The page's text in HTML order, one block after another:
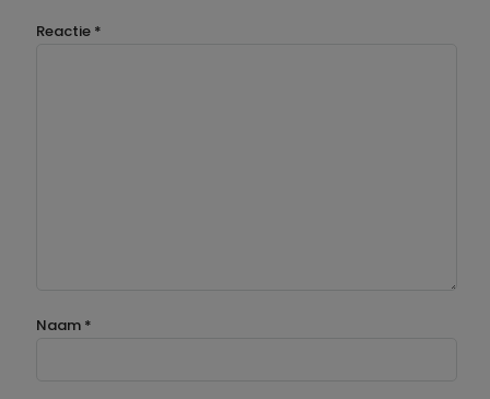
Reactie *
Naam *